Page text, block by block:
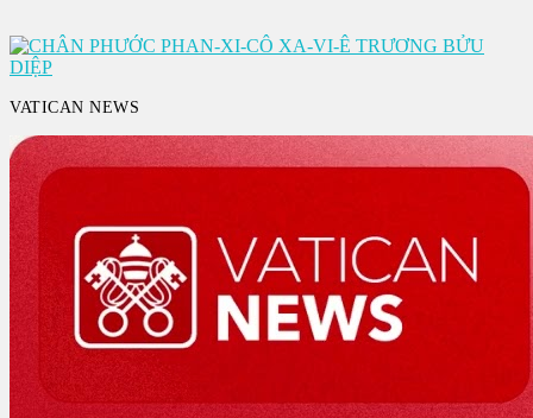
VATICAN NEWS